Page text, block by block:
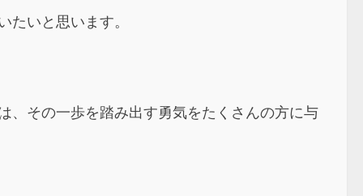
たいと思います。
、その一歩を踏み出す勇気をたくさんの方に与